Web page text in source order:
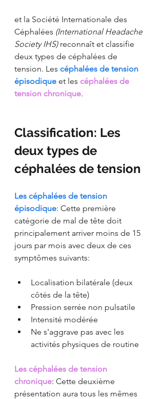
et la Société Internationale des
Céphalées (International Headache
Society IHS) reconnaît et classifie
deux types de céphalées de
tension. Les céphalées de tension
épisodique et les céphalées de
tension chronique.
Classification: Les
deux types de
céphalées de tension
Les céphalées de tension
épisodique: Cette première
catégorie de mal de tête doit
principalement arriver moins de 15
jours par mois avec deux de ces
symptômes suivants:
Localisation bilatérale (deux
côtés de la tête)
Pression serrée non pulsatile
Intensité modérée
Ne s'aggrave pas avec les
activités physiques de routine
Les céphalées de tension
chronique: Cette deuxième
présentation aura tous les mêmes